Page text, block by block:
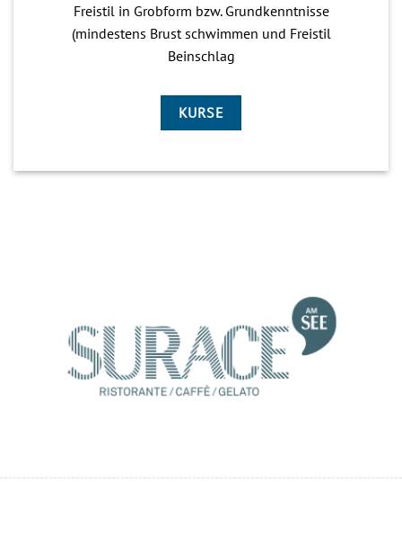
Freistil in Grobform bzw. Grundkenntnisse
(mindestens Brust schwimmen und Freistil
Beinschlag
KURSE